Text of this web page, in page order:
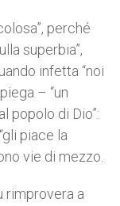
perché
superbia”,
infetta “noi
– “un
popolo di Dio”:
piace la
vie di mezzo.
rimprovera a